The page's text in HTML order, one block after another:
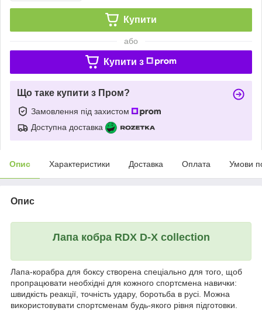
Купити
або
Купити з
Що таке купити з Пром?
Замовлення під захистом
Доступна доставка
Опис Характеристики Доставка Оплата Умови
Опис
Лапа кобра RDX D-X collection
Лапа-корабра для боксу створена спеціально для того, щоб
пропрацювати необхідні для кожного спортсмена навички:
швидкість реакції, точність удару, боротьба в русі. Можна
використовувати спортсменам будь-якого рівня підготовки.